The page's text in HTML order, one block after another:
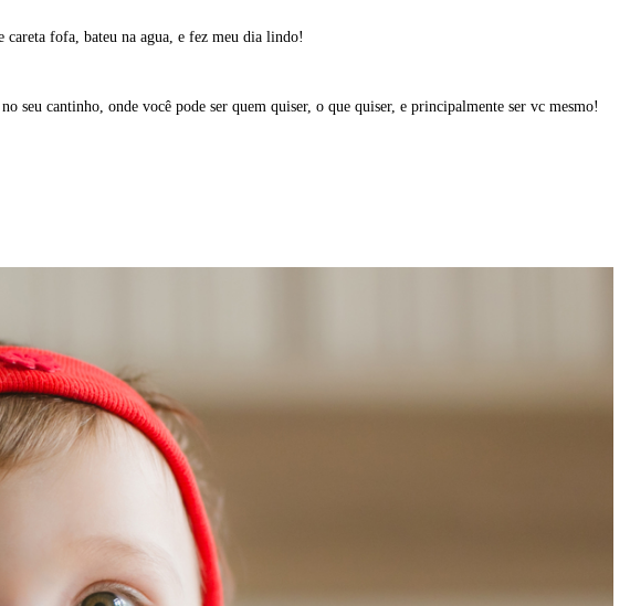
fofa, bateu na agua, e fez meu dia lindo!
seu cantinho, onde você pode ser quem quiser, o que quiser, e principalmente ser vc mesmo!